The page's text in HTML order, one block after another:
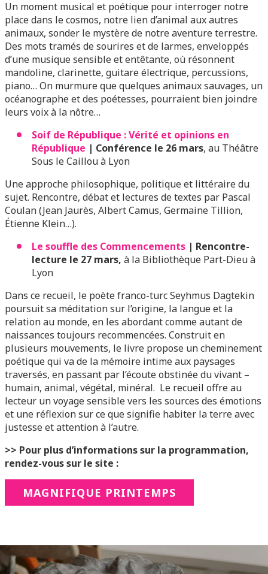
Un moment musical et poétique pour interroger notre
place dans le cosmos, notre lien d’animal aux autres
animaux, sonder le mystère de notre aventure terrestre.
Des mots tramés de sourires et de larmes, enveloppés
d’une musique sensible et entêtante, où résonnent
mandoline, clarinette, guitare électrique, percussions,
piano… On murmure que quelques animaux sauvages, un
océanographe et des poétesses, pourraient bien joindre
leurs voix à la nôtre…
Soif de République : Vérité et opinions en
République | Conférence le 26 mars, au Théâtre
Sous le Caillou à Lyon
Une approche philosophique, politique et littéraire du
sujet. Rencontre, débat et lectures de textes par Pascal
Coulan(Jean Jaurès, Albert Camus, Germaine Tillion,
Étienne Klein…).
Le souffle des Commencements | Rencontre-
lecture le 27 mars, à la Bibliothèque Part-Dieu à
Lyon
Dans ce recueil, le poète franco-turc Seyhmus Dagtekin
poursuit sa méditation sur l’origine, la langue et la
relation au monde, en les abordant comme autant de
naissances toujours recommencées. Construit en
plusieurs mouvements, le livre propose un cheminement
poétique qui va de la mémoire intime aux paysages
traversés, en passant par l’écoute obstinée du vivant –
humain, animal, végétal, minéral. Le recueil offre au
lecteur un voyage sensible vers les sources des émotions
et une réflexion sur ce que signifie habiter la terre avec
justesse et attention à l’autre.
>> Pour plus d’informations sur la programmation,
rendez-vous sur le site :
MAGNIFIQUE PRINTEMPS